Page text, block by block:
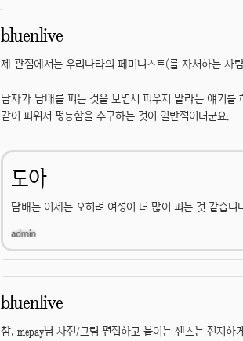
bluenlive
제 관점에서는 우리나라의 페미니스트(를 자처하는
남자가 담배를 피는 것을 보면서 피우지 말라는 얘기를
같이 피워서 평등함을 추구하는 것이 일반적이더군요.
도아
담배는 이제는 오히려 여성이 더 많이 피는 것 같습
bluenlive
참, mepay님 사진/그림 편집하고 붙이는 센스는 진지하